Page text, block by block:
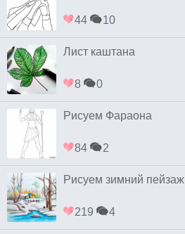
44 10
Лист каштана
8 0
Рисуем Фараона
84 2
Рисуем зимний пейзаж
219 4